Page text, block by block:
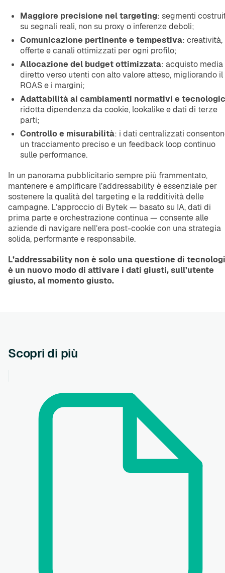
Maggiore precisione nel targeting: segmenti
su segnali reali, non su proxy o inferenze deboli;
Comunicazione pertinente e tempestiva: creatività,
offerte e canali ottimizzati per ogni profilo;
Allocazione del budget ottimizzata: acquisto media
diretto verso utenti con alto valore atteso, migliorando il
ROAS e i margini;
Adattabilità ai cambiamenti normativi e
ridotta dipendenza da cookie, lookalike e dati di terze
parti;
Controllo e misurabilità: i dati centralizzati
un tracciamento preciso e un feedback loop continuo
sulle performance.
In un panorama pubblicitario sempre più frammentato,
mantenere e amplificare l’addressability è essenziale per
sostenere la qualità del targeting e la redditività delle
campagne. L’approccio di Bytek — basato su IA, dati di
prima parte e orchestrazione continua — consente alle
aziende di navigare nell’era post-cookie con una strategia
solida, performante e responsabile.
L’addressability non è solo una questione di
è un nuovo modo di attivare i dati giusti, sull’utente
giusto, al momento giusto.
Scopri di più